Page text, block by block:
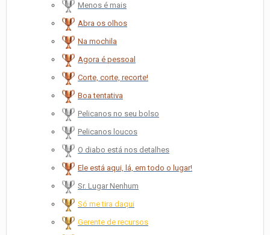
Menos é mais
Abra os olhos
Na mochila
Agora é pessoal
Corte, corte, recorte!
Boa tentativa
Pelicanos no seu bolso
Pelicanos loucos
O diabo está nos detalhes
Ele está aqui, lá, em todo o lugar!
Sr. Lugar Nenhum
Só me tira daqui
Gerente de recursos